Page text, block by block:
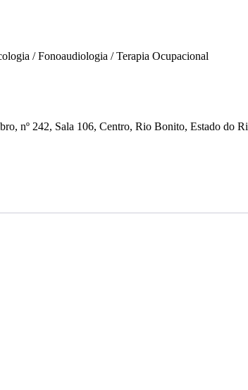
/ Fonoaudiologia / Terapia Ocupacional
nº 242, Sala 106, Centro, Rio Bonito, Estado do